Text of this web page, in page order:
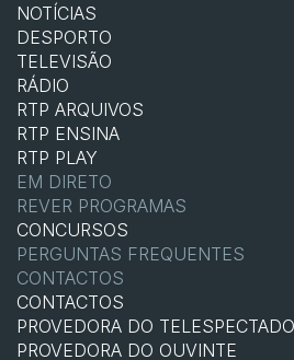
NOTÍCIAS
DESPORTO
TELEVISÃO
RÁDIO
RTP ARQUIVOS
RTP ENSINA
RTP PLAY
EM DIRETO
REVER PROGRAMAS
CONCURSOS
PERGUNTAS FREQUENTES
CONTACTOS
CONTACTOS
PROVEDORA DO
PROVEDORA DO OUVINTE